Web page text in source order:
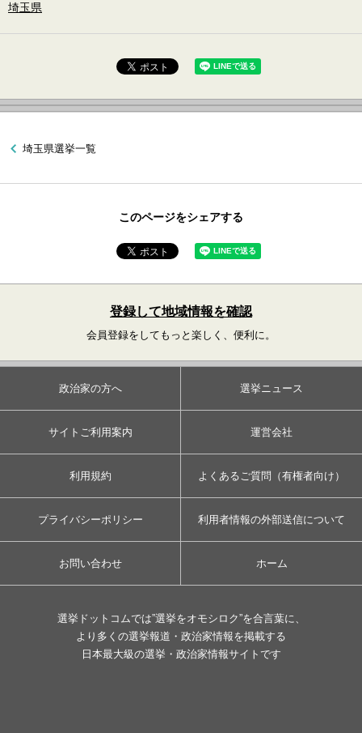
埼玉県
埼玉県選挙一覧
このページをシェアする
登録して地域情報を確認
会員登録をしてもっと楽しく、便利に。
政治家の方へ 選挙ニュース
サイトご利用案内 運営会社
利用規約 よくあるご質問（有権者向け）
プライバシーポリシー 利用者情報の外部送信について
お問い合わせ ホーム
選挙ドットコムでは”選挙をオモシロク”を合言葉に、
より多くの選挙報道・政治家情報を掲載する
日本最大級の選挙・政治家情報サイトです